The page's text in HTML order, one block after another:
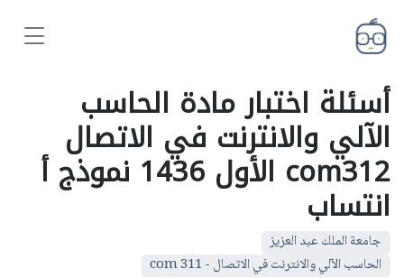
أسئلة اختبار مادة الحاسب
الآلي والانترنت في الاتصال
com312 الأول 1436 نموذج أ
انتساب
جامعة الملك عبد العزيز
الحاسب الآلي والانترنت في الاتصال - com 311